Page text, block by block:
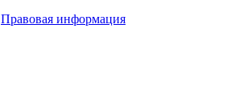
Правовая информация